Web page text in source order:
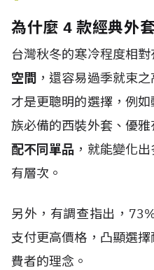
為什麼 4 款經典外
台灣秋冬的寒冷程度相對
空間 ，還容易過季就束
才是更聰明的選擇，例
族必備的西裝外套、優
配不同單品 ，就能變化
有層次。
另外，有調查指出，
支付更高價格，凸顯選
費者的理念。